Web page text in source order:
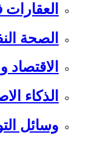
العقارات في مصر 2025 :
الصحة النفسية الرقمية
الاقتصاد وارتفاع
الذكاء الاصطناعي 2025 في حياتك
وسائل